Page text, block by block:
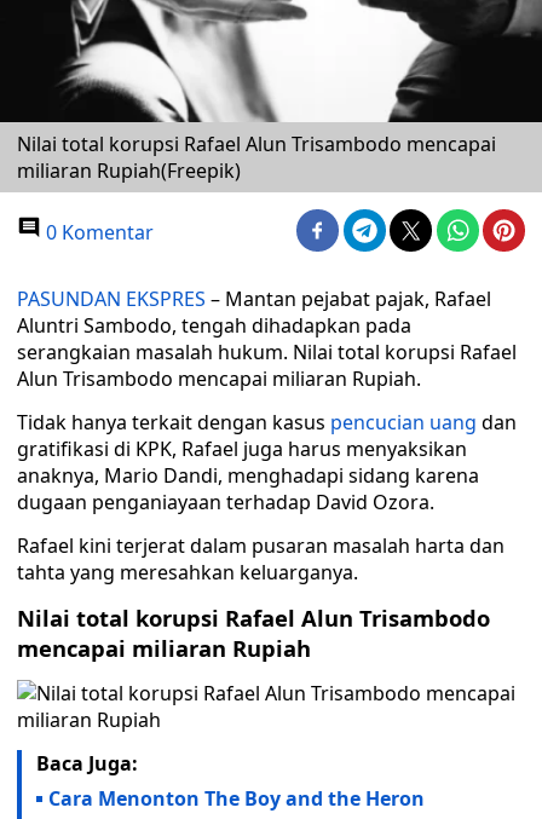
Nilai total korupsi Rafael Alun Trisambodo mencapai
miliaran Rupiah(Freepik)
0 Komentar
PASUNDAN EKSPRES – Mantan pejabat pajak, Rafael
Aluntri Sambodo, tengah dihadapkan pada
serangkaian masalah hukum. Nilai total korupsi Rafael
Alun Trisambodo mencapai miliaran Rupiah.
Tidak hanya terkait dengan kasus pencucian uang dan
gratifikasi di KPK, Rafael juga harus menyaksikan
anaknya, Mario Dandi, menghadapi sidang karena
dugaan penganiayaan terhadap David Ozora.
Rafael kini terjerat dalam pusaran masalah harta dan
tahta yang meresahkan keluarganya.
Nilai total korupsi Rafael Alun Trisambodo
mencapai miliaran Rupiah
Baca Juga:
Cara Menonton The Boy and the Heron